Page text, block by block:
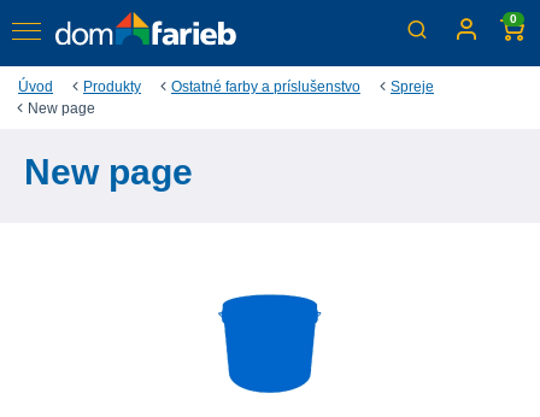
0
Úvod Produkty Ostatné farby a príslušenstvo
Spreje
New page
New page